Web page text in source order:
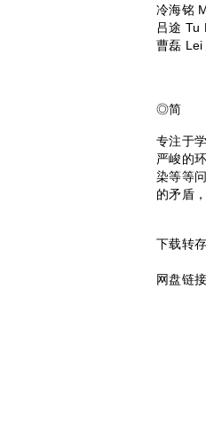
冷海铭
吕途 Tu
曹磊 Lei
◎简
专注于
严峻的
染等等
的矛盾
下载转
网盘链接